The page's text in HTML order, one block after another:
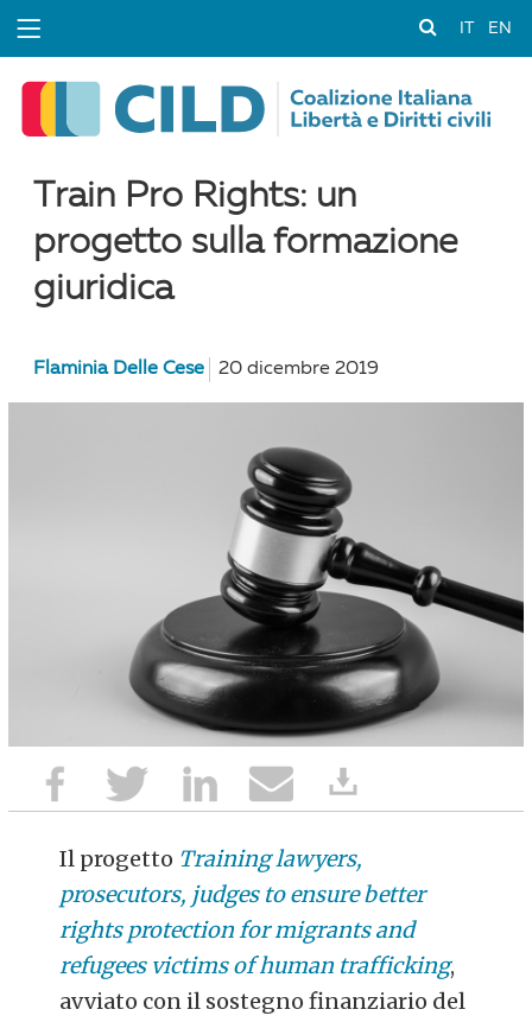
EN
Train Pro Rights: un
progetto sulla formazione
giuridica
Flaminia Delle Cese 20 dicembre 2019
Il progetto Training lawyers,
prosecutors, judges to ensure better
rights protection for migrants and
refugees victims of human trafficking,
avviato con il sostegno finanziario del